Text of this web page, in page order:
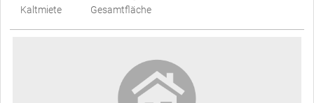
Kaltmiete
Gesamtfläche